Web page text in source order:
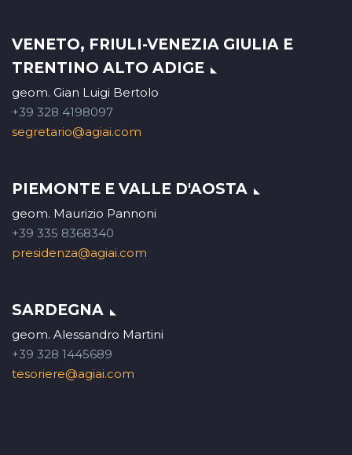
VENETO, FRIULI-VENEZIA GIULIA E
TRENTINO ALTO ADIGE
geom. Gian Luigi Bertolo
+39 328 4198097
segretario@agiai.com
PIEMONTE E VALLE D'AOSTA
geom. Maurizio Pannoni
+39 335 8368340
presidenza@agiai.com
SARDEGNA
geom. Alessandro Martini
+39 328 1445689
tesoriere@agiai.com